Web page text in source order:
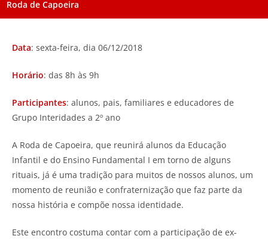
Roda de Capoeira
Data: sexta-feira, dia 06/12/2018
Horário: das 8h às 9h
Participantes: alunos, pais, familiares e educadores de
Grupo Interidades a 2º ano
A Roda de Capoeira, que reunirá alunos da Educação
Infantil e do Ensino Fundamental I em torno de alguns
rituais, já é uma tradição para muitos de nossos alunos, um
momento de reunião e confraternização que faz parte da
nossa história e compõe nossa identidade.
Este encontro costuma contar com a participação de ex-